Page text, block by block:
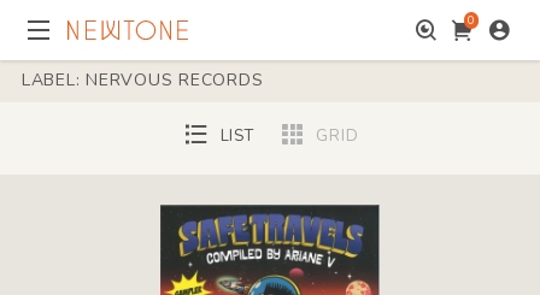
0
LABEL: NERVOUS RECORDS
LIST GRID